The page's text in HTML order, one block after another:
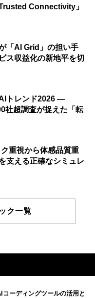
Connectivity」
「AI Grid」の担い手
ス収益化の新地平を切
トレンド2026 ―
社超調査が捉えた「転
重視から体感品質重
支える正確なシミュレ
ク一覧
コーディングツールの活用と